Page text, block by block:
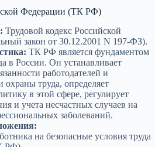
Федерации (ТК РФ)
Трудовой кодекс Российской
закон от 30.12.2001 N 197-ФЗ).
ТК РФ является фундаментом
в России. Он устанавливает
работодателей и
охраны труда, определяет
в этой сфере, регулирует
и учета несчастных случаев на
заболеваний.
на безопасные условия труда